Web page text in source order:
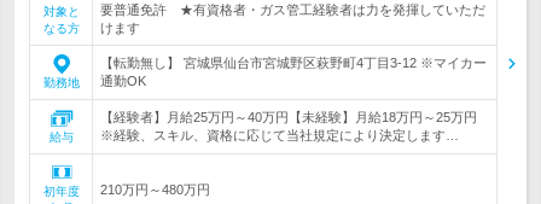
対象と
なる方
要普通免許 ★有資格者・ガス管工経験者は力を発揮していただ
けます
勤務地
【転勤無し】 宮城県仙台市宮城野区萩野町4丁目3-12 ※マイカー
通勤OK
給与
【経験者】月給25万円～40万円【未経験】月給18万円～25万円
※経験、スキル、資格に応じて当社規定により決定します…
初年度
210万円～480万円